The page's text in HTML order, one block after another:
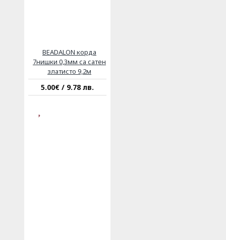
BEADALON корда
7нишки 0,3мм са сатен
златисто 9,2м
5.00€ / 9.78 лв.